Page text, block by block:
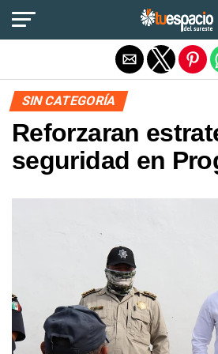
SIN CATEGORÍA
Reforzaran
seguridad en
Salir de la versión